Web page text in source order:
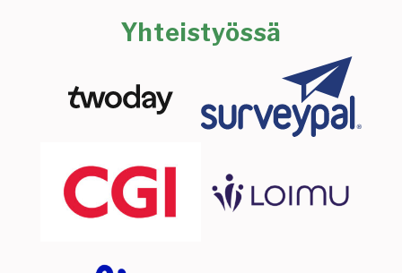
Yhteistyössä